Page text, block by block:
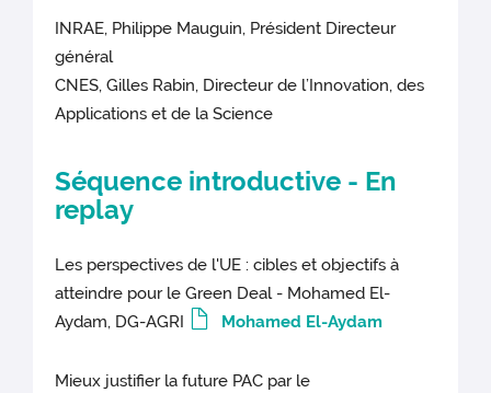
INRAE, Philippe Mauguin, Président Directeur
général
CNES, Gilles Rabin, Directeur de l’Innovation, des
Applications et de la Science
Séquence introductive - En
replay
Les perspectives de l'UE : cibles et objectifs à
atteindre pour le Green Deal - Mohamed El-
Aydam, DG-AGRI
Mohamed El-Aydam
Mieux justifier la future PAC par le